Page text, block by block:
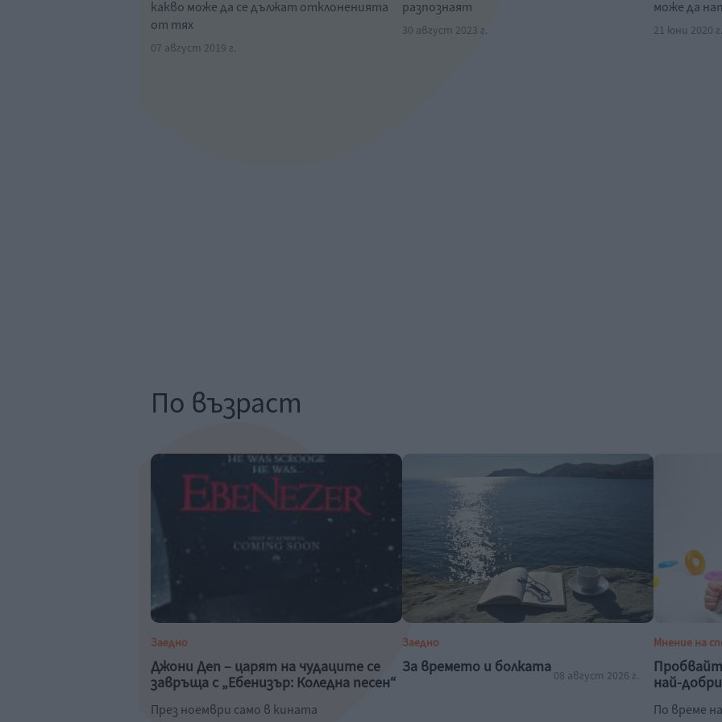
какво може да се дължат отклоненията
от тях
07 август 2019 г.
разпознаят
30 август 2023 г.
може да
21 юни 2020 г.
По възраст
Заедно
Джони Деп – царят на чудаците се
завръща с „Ебенизър: Коледна песен“
През ноември само в кината
Заедно
За времето и болката 08 август 2026 г.
Мнение на
най-
По време